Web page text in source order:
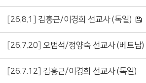
[26.8.1] 김홍근/이경희 선교사 (독일)
[26.7.20] 오범석/정양숙 선교사 (베트남)
[26.7.12] 김홍근/이경희 선교사 (독일)